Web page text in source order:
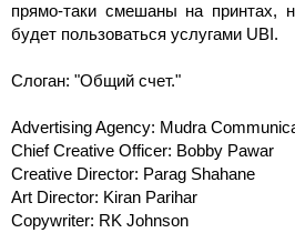
прямо-таки смешаны на принтах,
будет пользоваться услугами UBI.
Слоган: "Общий счет."
Advertising Agency: Mudra
Chief Creative Officer: Bobby Pawar
Creative Director: Parag Shahane
Art Director: Kiran Parihar
Copywriter: RK Johnson